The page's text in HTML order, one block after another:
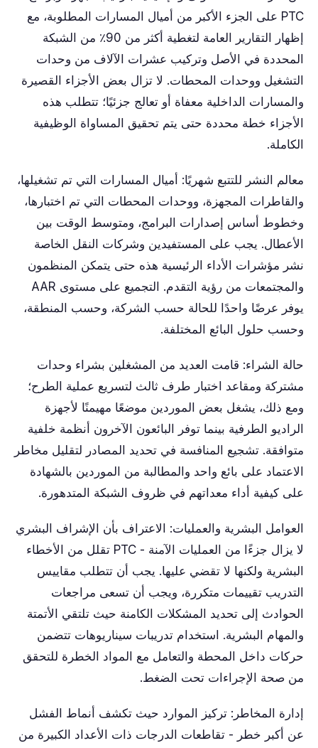
PTC على الجزء الأكبر من أميال المسارات المطلوبة، مع
إظهار التقارير العامة لتغطية أكثر من 90٪ من الشبكة
المحددة في الأصل وتركيب عشرات الآلاف من وحدات
التشغيل ووحدات المحطات. لا تزال بعض الأجزاء القصيرة
والمسارات الداخلية معفاة أو تعالج جزئيًا؛ تتطلب هذه
الأجزاء خطة محددة حتى يتم تحقيق المساواة الوظيفية
الكاملة.
معالم النشر للتتبع شهريًا: أميال المسارات التي تم تشغيلها،
والقاطرات المجهزة، ووحدات المحطات التي تم اختبارها،
وخطوط أساس إصدارات البرامج، ومتوسط ​​الوقت بين
الأعطال. يجب على المستفيدين وشركات النقل الخاصة
نشر مؤشرات الأداء الرئيسية هذه حتى يتمكن المنظمون
والمجتمعات من رؤية التقدم. التجميع على مستوى AAR
يوفر عرضًا واحدًا للحالة حسب الشركة، وحسب المنطقة،
وحسب حلول البائع المختلفة.
حالة الشراء: قامت العديد من المشغلين بشراء وحدات
مشتركة ومقاعد اختبار طرف ثالث لتسريع عملية الطرح؛
ومع ذلك، يشغل بعض الموردين موضعًا مهيمنًا لأجهزة
الراديو الطرفية بينما توفر البائعون الآخرون أنظمة خلفية
متوافقة. تشجيع المنافسة في تحديد المصادر لتقليل مخاطر
الاعتماد على بائع واحد والمطالبة من الموردين بالشهادة
على كيفية أداء معداتهم في ظروف الشبكة المتدهورة.
العوامل البشرية والعمليات: الاعتراف بأن الإشراف البشري
لا يزال جزءًا من العمليات الآمنة - PTC تقلل من الأخطاء
البشرية ولكنها لا تقضي عليها. يجب أن تتطلب مقاييس
التدريب تقييمات متكررة، ويجب أن تسعى مراجعات
الحوادث إلى تحديد المشكلات الكامنة حيث تلتقي الأتمتة
والمهام البشرية. استخدام تدريبات سيناريوهات تتضمن
حركات داخل المحطة والتعامل مع المواد الخطرة للتحقق
من صحة الإجراءات تحت الضغط.
إدارة المخاطر: تركيز الموارد حيث تكشف أنماط الفشل
عن أكبر خطر - تقاطعات الدرجات ذات الأعداد الكبيرة من